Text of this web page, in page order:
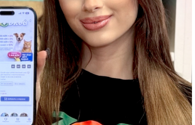
Смотреть Все
ИННОВАЦИОННЫЙ КОМКУЮЩИЙСЯ
НАПОЛНИТЕЛЬ PETKIT URINE MONITOR
CAT LITTER, СОЗДАННЫЙ СПЕЦИАЛЬНО
ДЛЯ КОНТРОЛЯ ЗДОРОВЬЯ
МОЧЕВЫДЕЛИТЕЛЬНОЙ СИСТЕМЫ